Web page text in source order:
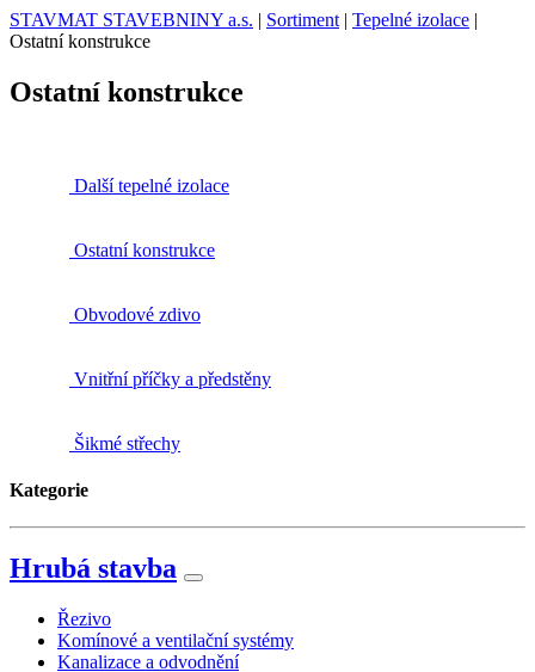
STAVMAT STAVEBNINY a.s. | Sortiment | Tepelné izolace |
Ostatní konstrukce
Ostatní konstrukce
Další tepelné izolace
Ostatní konstrukce
Obvodové zdivo
Vnitřní příčky a předstěny
Šikmé střechy
Kategorie
Hrubá stavba
Řezivo
Komínové a ventilační systémy
Kanalizace a odvodnění